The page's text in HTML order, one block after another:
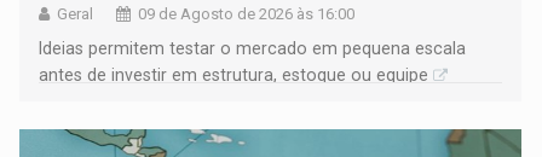
Geral 09 de Agosto de 2026 às 16:00
Ideias permitem testar o mercado em pequena escala
antes de investir em estrutura, estoque ou equipe